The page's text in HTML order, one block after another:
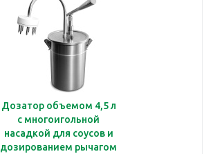
Дозатор объемом 4,5 л
с многоигольной
насадкой для соусов и
дозированием рычагом